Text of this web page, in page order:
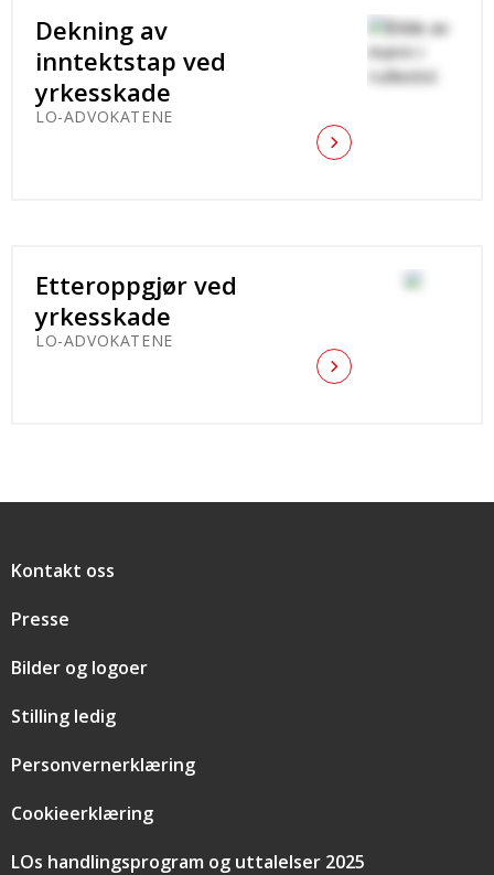
Dekning av
inntektstap ved
yrkesskade
LO-ADVOKATENE
Etteroppgjør ved
yrkesskade
LO-ADVOKATENE
Snarveier
Kontakt oss
Presse
Bilder og logoer
Stilling ledig
Personvernerklæring
Cookieerklæring
LOs handlingsprogram og uttalelser 2025